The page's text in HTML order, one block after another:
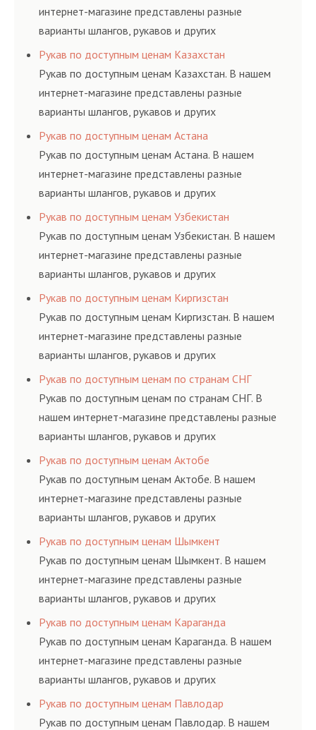
комплексного
обслуживания
шлангов производится
высококвалифицирован
интернет-магазине представлены разные
варианты шлангов, рукавов и других
резинотехнических изделий, соответствующих
ГОСТам, техническим условиям и нормативам.
Рукав по доступным ценам Казахстан
Рукав по доступным ценам Казахстан. В нашем
интернет-магазине представлены разные
варианты шлангов, рукавов и других
резинотехнических изделий, соответствующих
ГОСТам, техническим условиям и нормативам.
Рукав по доступным ценам Астана
Рукав по доступным ценам Астана. В нашем
интернет-магазине представлены разные
варианты шлангов, рукавов и других
резинотехнических изделий, соответствующих
ГОСТам, техническим условиям и нормативам.
Рукав по доступным ценам Узбекистан
Рукав по доступным ценам Узбекистан. В нашем
интернет-магазине представлены разные
варианты шлангов, рукавов и других
резинотехнических изделий, соответствующих
ГОСТам, техническим условиям и нормативам.
Рукав по доступным ценам Киргизстан
Рукав по доступным ценам Киргизстан. В нашем
интернет-магазине представлены разные
варианты шлангов, рукавов и других
резинотехнических изделий, соответствующих
ГОСТам, техническим условиям и нормативам.
Рукав по доступным ценам по странам СНГ
Рукав по доступным ценам по странам СНГ. В
нашем интернет-магазине представлены разные
варианты шлангов, рукавов и других
резинотехнических изделий, соответствующих
ГОСТам, техническим условиям и нормативам.
Рукав по доступным ценам Актобе
Рукав по доступным ценам Актобе. В нашем
интернет-магазине представлены разные
варианты шлангов, рукавов и других
резинотехнических изделий, соответствующих
ГОСТам, техническим условиям и нормативам.
Рукав по доступным ценам Шымкент
Рукав по доступным ценам Шымкент. В нашем
интернет-магазине представлены разные
варианты шлангов, рукавов и других
резинотехнических изделий, соответствующих
ГОСТам, техническим условиям и нормативам.
Рукав по доступным ценам Караганда
Рукав по доступным ценам Караганда. В нашем
интернет-магазине представлены разные
варианты шлангов, рукавов и других
резинотехнических изделий, соответствующих
ГОСТам, техническим условиям и нормативам.
Рукав по доступным ценам Павлодар
Рукав по доступным ценам Павлодар. В нашем